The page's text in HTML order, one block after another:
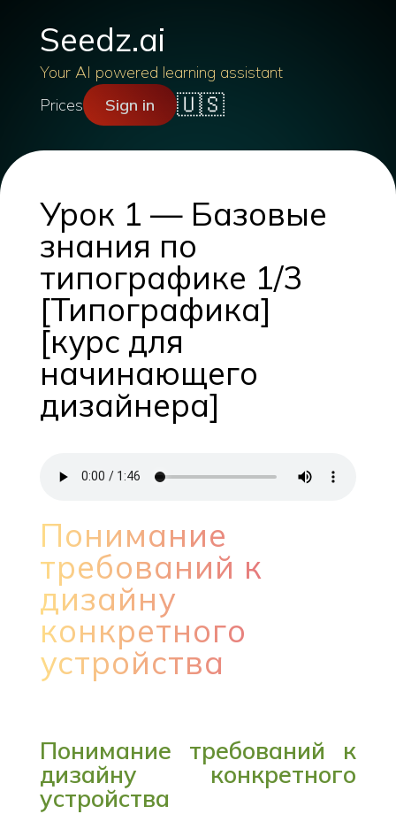
Seedz.ai
Your AI powered learning assistant
Prices
Sign in 🇺🇸
Урок 1 — Базовые
знания по
типографике 1/3
[Типографика]
[курс для
начинающего
дизайнера]
Понимание
требований к
дизайну
конкретного
устройства
Понимание требований к
дизайну конкретного
устройства